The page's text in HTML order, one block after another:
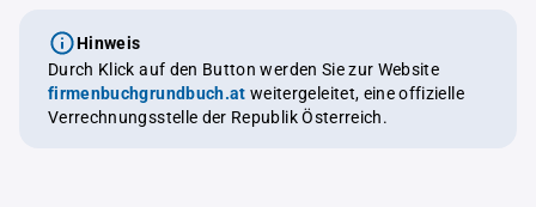
Hinweis
Durch Klick auf den Button werden Sie zur Website
firmenbuchgrundbuch.at weitergeleitet, eine offizielle
Verrechnungsstelle der Republik Österreich.